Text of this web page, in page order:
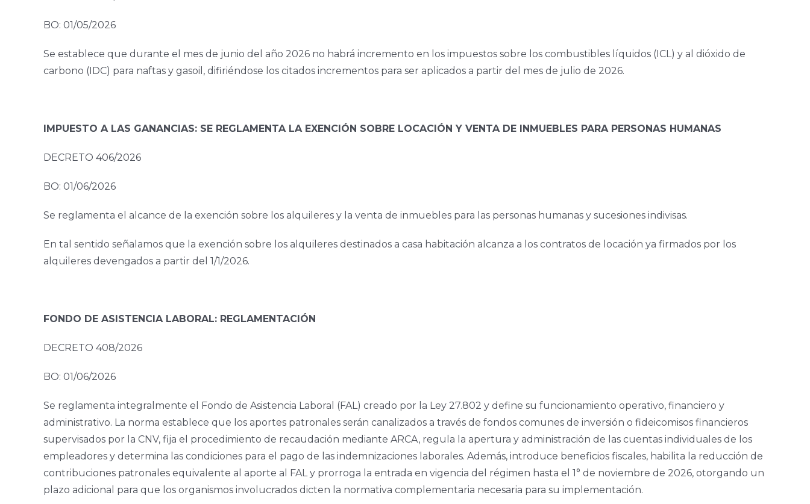
BO: 01/05/2026
Se establece que durante el mes de junio del año 2026 no habrá incremento en los impuestos sobre los combustibles líquidos (ICL) y al dióxido de
carbono (IDC) para naftas y gasoil, difiriéndose los citados incrementos para ser aplicados a partir del mes de julio de 2026.
IMPUESTO A LAS GANANCIAS: SE REGLAMENTA LA EXENCIÓN SOBRE LOCACIÓN Y VENTA DE INMUEBLES PARA PERSONAS HUMANAS
DECRETO 406/2026
BO: 01/06/2026
Se reglamenta el alcance de la exención sobre los alquileres y la venta de inmuebles para las personas humanas y sucesiones indivisas.
En tal sentido señalamos que la exención sobre los alquileres destinados a casa habitación alcanza a los contratos de locación ya firmados por los
alquileres devengados a partir del 1/1/2026.
FONDO DE ASISTENCIA LABORAL: REGLAMENTACIÓN
DECRETO 408/2026
BO: 01/06/2026
Se reglamenta integralmente el Fondo de Asistencia Laboral (FAL) creado por la Ley 27.802 y define su funcionamiento operativo, financiero y
administrativo. La norma establece que los aportes patronales serán canalizados a través de fondos comunes de inversión o fideicomisos financieros
supervisados por la CNV, fija el procedimiento de recaudación mediante ARCA, regula la apertura y administración de las cuentas individuales de los
empleadores y determina las condiciones para el pago de las indemnizaciones laborales. Además, introduce beneficios fiscales, habilita la reducción de
contribuciones patronales equivalente al aporte al FAL y prorroga la entrada en vigencia del régimen hasta el 1° de noviembre de 2026, otorgando un
plazo adicional para que los organismos involucrados dicten la normativa complementaria necesaria para su implementación.